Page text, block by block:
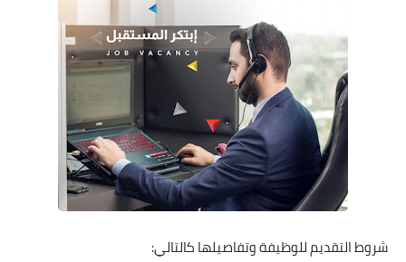
شروط التقديم للوظيفة وتفاصيلها كالتالي: